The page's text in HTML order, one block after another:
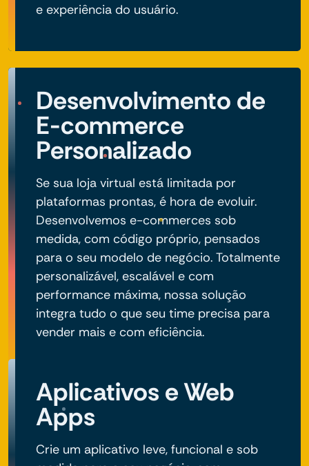
e experiência do usuário.
Desenvolvimento de
E-commerce
Personalizado
Se sua loja virtual está limitada por
plataformas prontas, é hora de evoluir.
Desenvolvemos e-commerces sob
medida, com código próprio, pensados
para o seu modelo de negócio. Totalmente
personalizável, escalável e com
performance máxima, nossa solução
integra tudo o que seu time precisa para
vender mais e com eficiência.
Aplicativos e Web
Apps
Crie um aplicativo leve, funcional e sob